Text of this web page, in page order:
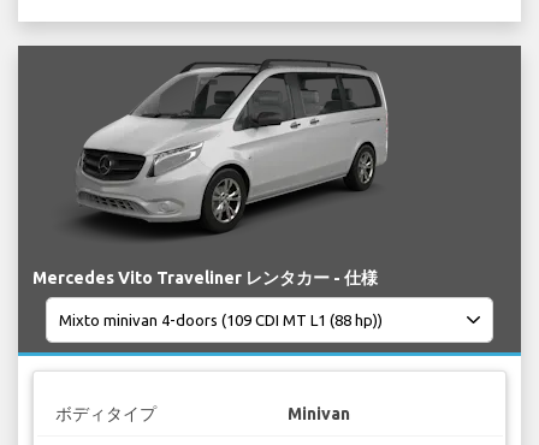
Mercedes Vito Traveliner レンタカー - 仕様
ボディタイプ Minivan